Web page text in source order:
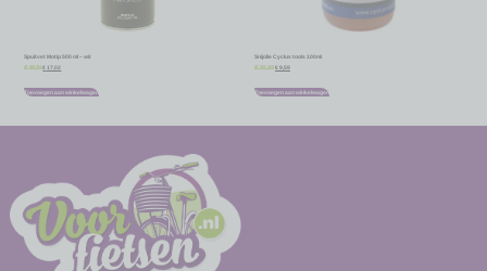
Spuitvet Motip 500 ml – wit
€ 18,91 € 17,02
Toevoegen aan winkelwagen
Snijolie Cyclus tools 100ml
€ 10,65 € 9,59
Toevoegen aan winkelwagen